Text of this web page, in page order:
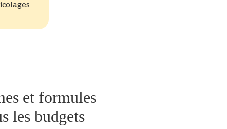
et formules
les budgets